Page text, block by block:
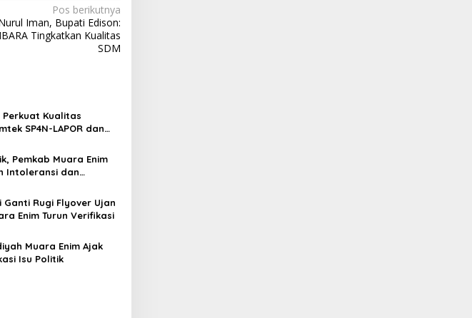
Pos berikutnya
Iman, Bupati Edison:
Tingkatkan Kualitas
SDM
Perkuat Kualitas
SP4N-LAPOR dan
Pemkab Muara Enim
Intoleransi dan
Rugi Flyover Ujan
Enim Turun Verifikasi
Muara Enim Ajak
Isu Politik